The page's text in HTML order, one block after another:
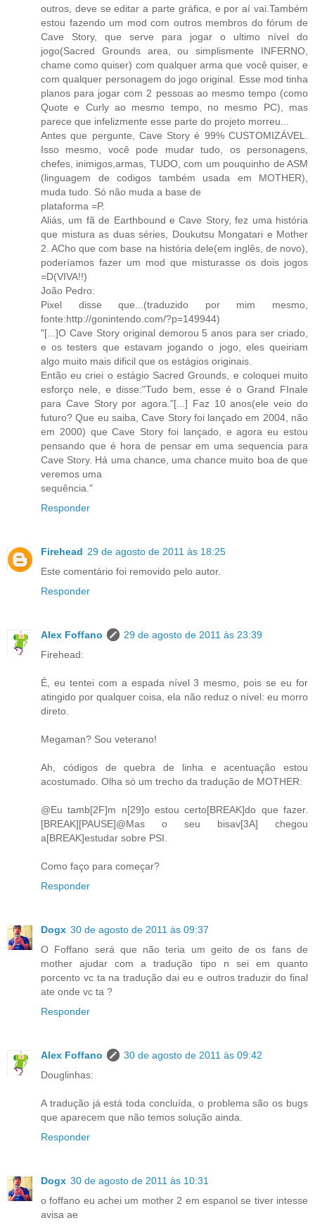
outros, deve se editar a parte gráfica, e por aí vai.Também
estou fazendo um mod com outros membros do fórum de
Cave Story, que serve para jogar o ultimo nível do
jogo(Sacred Grounds area, ou simplismente INFERNO,
chame como quiser) com qualquer arma que você quiser, e
com qualquer personagem do jogo original. Esse mod tinha
planos para jogar com 2 pessoas ao mesmo tempo (como
Quote e Curly ao mesmo tempo, no mesmo PC), mas
parece que infelizmente esse parte do projeto morreu...
Antes que pergunte, Cave Story é 99% CUSTOMIZÁVEL.
Isso mesmo, você pode mudar tudo, os personagens,
chefes, inimigos,armas, TUDO, com um pouquinho de ASM
(linguagem de codigos também usada em MOTHER),
muda tudo. Só não muda a base de
plataforma =P.
Aliás, um fã de Earthbound e Cave Story, fez uma história
que mistura as duas séries, Doukutsu Mongatari e Mother
2. ACho que com base na história dele(em inglês, de novo),
poderíamos fazer um mod que misturasse os dois jogos
=D(VIVA!!)
João Pedro:
Pixel disse que...(traduzido por mim mesmo,
fonte:http://gonintendo.com/?p=149944)
"[...]O Cave Story original demorou 5 anos para ser criado,
e os testers que estavam jogando o jogo, eles queiriam
algo muito mais dificil que os estágios originais.
Então eu criei o estágio Sacred Grounds, e coloquei muito
esforço nele, e disse:"Tudo bem, esse é o Grand FInale
para Cave Story por agora."[...] Faz 10 anos(ele veio do
futuro? Que eu saiba, Cave Story foi lançado em 2004, não
em 2000) que Cave Story foi lançado, e agora eu estou
pensando que é hora de pensar em uma sequencia para
Cave Story. Há uma chance, uma chance muito boa de que
veremos uma
sequência."
Responder
Firehead 29 de agosto de 2011 às 18:25
Este comentário foi removido pelo autor.
Responder
Alex Foffano
29 de agosto de 2011 às 23:39
Firehead:
É, eu tentei com a espada nível 3 mesmo, pois se eu for
atingido por qualquer coisa, ela não reduz o nível: eu morro
direto.
Megaman? Sou veterano!
Ah, códigos de quebra de linha e acentuação estou
acostumado. Olha só um trecho da tradução de MOTHER:
@Eu tamb[2F]m n[29]o estou certo[BREAK]do que fazer.
[BREAK][PAUSE]@Mas o seu bisav[3A] chegou
a[BREAK]estudar sobre PSI.
Como faço para começar?
Responder
Dogx 30 de agosto de 2011 às 09:37
O Foffano será que não teria um geito de os fans de
mother ajudar com a tradução tipo n sei em quanto
porcento vc ta na tradução dai eu e outros traduzir do final
ate onde vc ta ?
Responder
Alex Foffano
30 de agosto de 2011 às 09:42
Douglinhas:
A tradução já está toda concluída, o problema são os bugs
que aparecem que não temos solução ainda.
Responder
Dogx 30 de agosto de 2011 às 10:31
o foffano eu achei um mother 2 em espanol se tiver intesse
avisa ae